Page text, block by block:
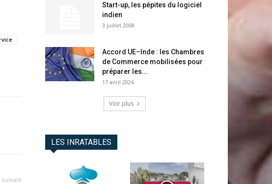
suivant
Start-up, les pépites du logiciel
indien
3 juillet 2008
Accord UE–Inde : les Chambres
de Commerce mobilisées pour
préparer les...
17 avril 2026
Voir plus
LES INRATABLES